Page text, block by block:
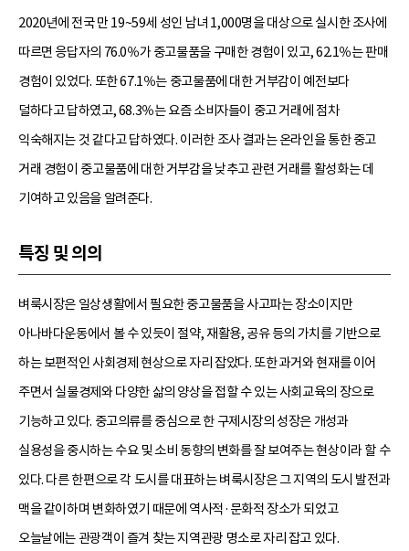
2020년에 전국 만 19~59세 성인 남녀 1,000명을 대상으로 실시한 조사에
따르면 응답자의 76.0％가 중고물품을 구매한 경험이 있고, 62.1％는 판매
경험이 있었다. 또한 67.1％는 중고물품에 대한 거부감이 예전보다
덜하다고 답하였고, 68.3％는 요즘 소비자들이 중고 거래에 점차
익숙해지는 것 같다고 답하였다. 이러한 조사 결과는 온라인을 통한 중고
거래 경험이 중고물품에 대한 거부감을 낮추고 관련 거래를 활성화는 데
기여하고 있음을 알려준다.
특징 및 의의
벼룩시장은 일상생활에서 필요한 중고물품을 사고파는 장소이지만
아나바다운동에서 볼 수 있듯이 절약, 재활용, 공유 등의 가치를 기반으로
하는 보편적인 사회경제 현상으로 자리 잡았다. 또한 과거와 현재를 이어
주면서 실물경제와 다양한 삶의 양상을 접할 수 있는 사회교육의 장으로
기능하고 있다. 중고의류를 중심으로 한 구제시장의 성장은 개성과
실용성을 중시하는 수요 및 소비 동향의 변화를 잘 보여주는 현상이라 할 수
있다. 다른 한편으로 각 도시를 대표하는 벼룩시장은 그 지역의 도시 발전과
맥을 같이하며 변화하였기 때문에 역사적·문화적 장소가 되었고
오늘날에는 관광객이 즐겨 찾는 지역관광 명소로 자리 잡고 있다.